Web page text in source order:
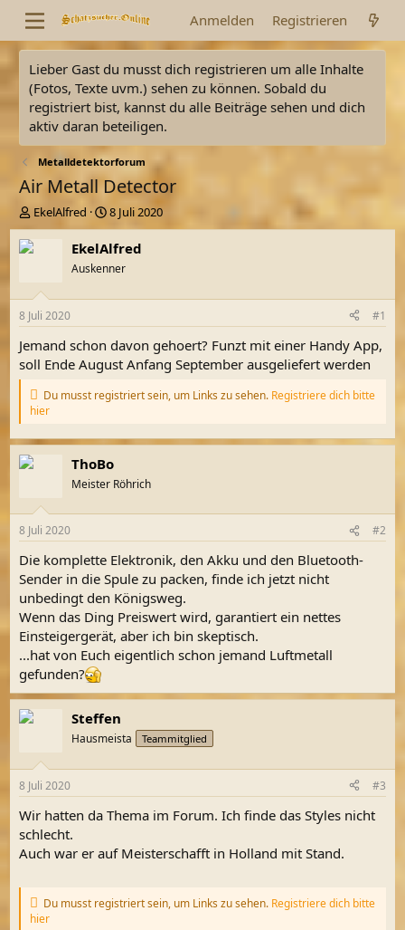
Anmelden Registrieren
Lieber Gast du musst dich registrieren um alle Inhalte
(Fotos, Texte uvm.) sehen zu können. Sobald du
registriert bist, kannst du alle Beiträge sehen und dich
aktiv daran beteiligen.
Metalldetektorforum
Air Metall Detector
E
r
s
e
r
EkelAlfred
E
r
s
e
t
a
m
8 Juli 2020
EkelAlfred
Auskenner
8 Juli 2020 #1
Jemand schon davon gehoert? Funzt mit einer Handy App,
soll Ende August Anfang September ausgeliefert werden
Du musst registriert sein, um Links zu sehen. Registriere dich bitte
hier
ThoBo
Meister Röhrich
8 Juli 2020 #2
Die komplette Elektronik, den Akku und den Bluetooth-
Sender in die Spule zu packen, finde ich jetzt nicht
unbedingt den Königsweg.
Wenn das Ding Preiswert wird, garantiert ein nettes
Einsteigergerät, aber ich bin skeptisch.
...hat von Euch eigentlich schon jemand Luftmetall
gefunden?
Steffen
Hausmeista Teammitglied
8 Juli 2020 #3
Wir hatten da Thema im Forum. Ich finde das Styles nicht
schlecht.
Auch war er auf Meisterschafft in Holland mit Stand.
Du musst registriert sein, um Links zu sehen. Registriere dich bitte
hier